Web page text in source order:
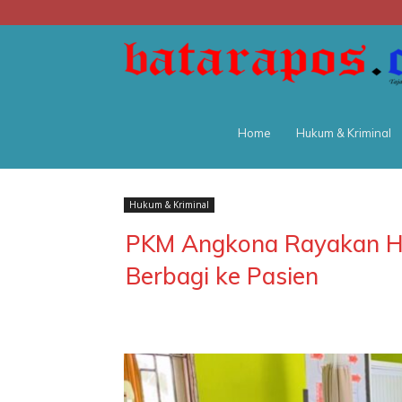
Home Hukum & Kriminal
Hukum & Kriminal
PKM Angkona Rayakan
Berbagi ke Pasien